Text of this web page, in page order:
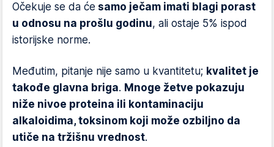
Očekuje se da će samo ječam imati blagi porast
u odnosu na prošlu godinu, ali ostaje 5% ispod
istorijske norme.
Međutim, pitanje nije samo u kvantitetu; kvalitet je
takođe glavna briga. Mnoge žetve pokazuju
niže nivoe proteina ili kontaminaciju
alkaloidima, toksinom koji može ozbiljno da
utiče na tržišnu vrednost.